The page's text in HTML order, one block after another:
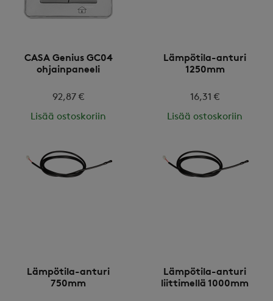
CASA Genius GC04
ohjainpaneeli
92,87 €
Lisää ostoskoriin
Lämpötila-anturi
1250mm
16,31 €
Lisää ostoskoriin
Lämpötila-anturi
750mm
Lämpötila-anturi
liittimellä 1000mm